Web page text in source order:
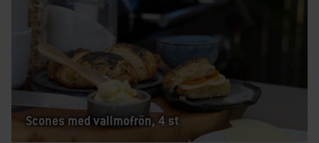
Scones med vallmofrön, 4 st